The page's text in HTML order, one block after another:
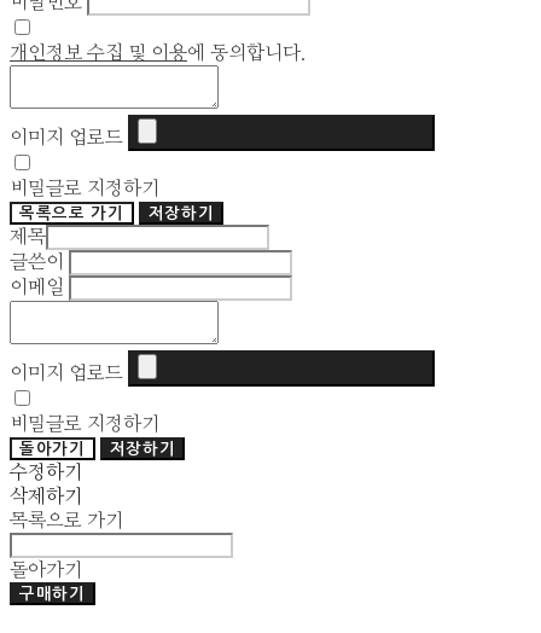
개인정보 수집 및 이용에 동의합니다.
이미지 업로드
비밀글로 지정하기
목록으로 가기 저장하기
제목
글쓴이
이메일
이미지 업로드
비밀글로 지정하기
돌아가기 저장하기
수정하기
삭제하기
목록으로 가기
돌아가기
구매하기